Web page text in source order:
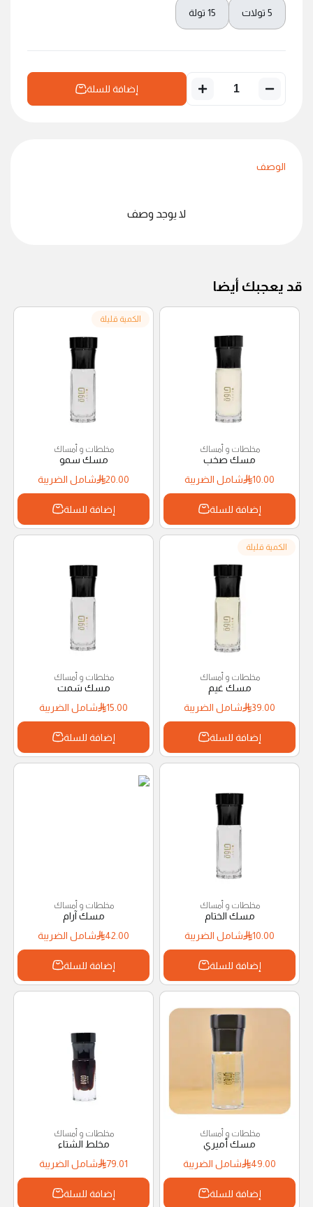
5 تولات 15 تولة
إضافة للسلة
الوصف
لا يوجد وصف
قد يعجبك أيضا
مخلطات و أمساك
مسك صخب
10.00
شامل الضريبة
إضافة للسلة
الكمية قليلة
مخلطات و أمساك
مسك سمو
20.00
شامل الضريبة
إضافة للسلة
الكمية قليلة
مخلطات و أمساك
مسك غيم
39.00
شامل الضريبة
إضافة للسلة
مخلطات و أمساك
مسك سَمت
15.00
شامل الضريبة
إضافة للسلة
مخلطات و أمساك
مسك الختام
10.00
شامل الضريبة
إضافة للسلة
مخلطات و أمساك
مسك آرام
42.00
شامل الضريبة
إضافة للسلة
مخلطات و أمساك
مسك أميري
49.00
شامل الضريبة
إضافة للسلة
مخلطات و أمساك
مخلط الشتاء
79.01
شامل الضريبة
إضافة للسلة